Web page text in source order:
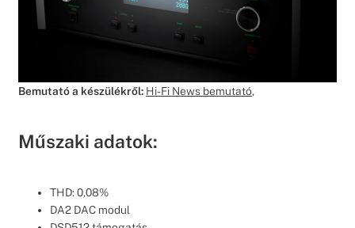
Bemutató a készülékről: Hi-Fi News bemutató,
Műszaki adatok:
THD: 0,08%
DA2 DAC modul